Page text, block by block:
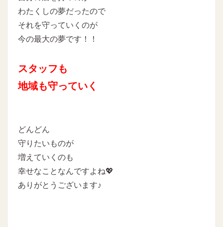
わたくしの夢だったので
それを守っていくのが
今の最大の夢です！！
スタッフも
地域も守っていく
どんどん
守りたいものが
増えていくのも
幸せなことなんですよね💖
ありがとうございます♪